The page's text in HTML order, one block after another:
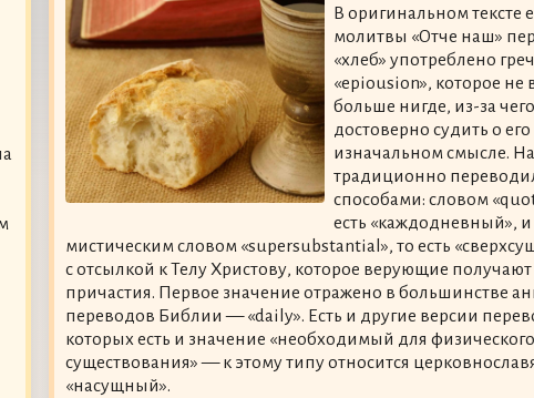
В оригинальном тексте
молитвы «Отче наш»
«хлеб» употреблено
«epiousion», которое не
больше нигде, из-за
достоверно судить о его
изначальном смысле.
традиционно
способами: словом
есть «каждодневный», и
мистическим словом «supersubstantial», то есть
с отсылкой к Телу Христову, которое верующие
причастия. Первое значение отражено в большинстве
переводов Библии — «daily». Есть и другие версии
которых есть и значение «необходимый для физического
существования» — к этому типу относится
«насущный».